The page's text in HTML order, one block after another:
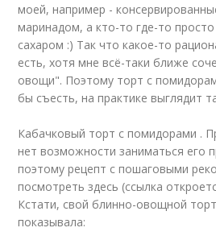
моей, например -
маринадом, а кто-то где-то
сахаром :) Так что какое-то
есть, хотя мне всё-таки ближе
овощи". Поэтому торт с
бы съесть, на практике выглядит
Кабачковый торт с помидорами .
нет возможности заниматься его
поэтому рецепт с пошаговыми
посмотреть здесь (ссылка
Кстати, свой блинно-овощной
показывала: